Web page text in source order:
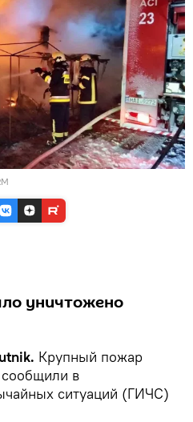
уничтожено
Крупный пожар
в
ситуаций (ГИЧС)